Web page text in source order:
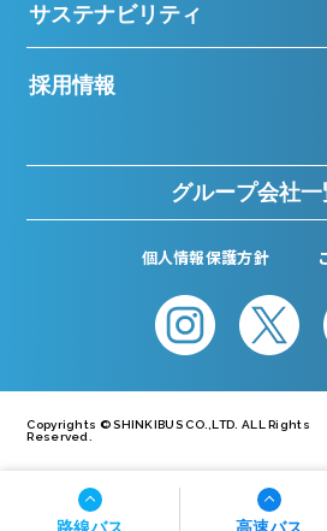
サステナビリティ
採用情報
グループ会社一
個人情報保護方針
Copyrights © SHINKIBUS CO.,LTD. ALL Rights
Reserved.
路線バス 高速バス